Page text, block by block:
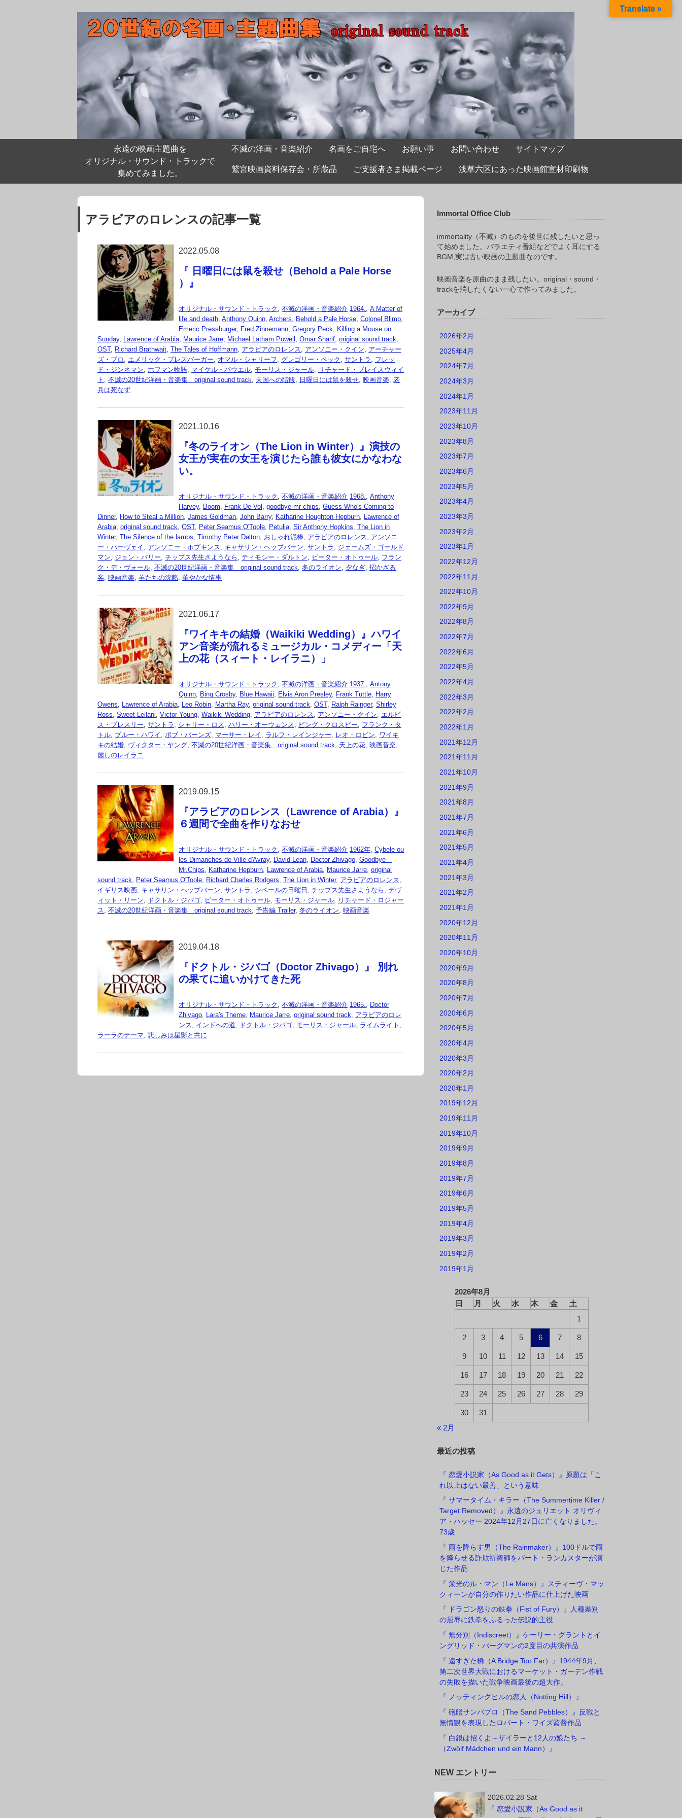
永遠の映画主題曲を
オリジナル・サウンド・トラックで
集めてみました。
不滅の洋画・音楽紹介 名画をご自宅へ お願い事 お問い合わせ サイトマップ
鷲宮映画資料保存会・所蔵品 ご支援者さま掲載ページ 浅草六区にあった映画館宣材印刷物
アラビアのロレンスの記事一覧
2022.05.08
『 日曜日には鼠を殺せ（Behold a Pale Horse
）』
オリジナル・サウンド・トラック , 不滅の洋画・音楽紹介 1964., A Matter of
life and death, Anthony Quinn, Archers, Behold a Pale Horse, Colonel Blimp,
Emeric Pressburger, Fred Zinnemann, Gregory Peck, Killing a Mouse on
Sunday, Lawrence of Arabia, Maurice Jarre, Michael Latham Powell , Omar Sharif, original sound track,
OST, Richard Brathwait, The Tales of Hoffmann, アラビアのロレンス, アンソニー・クイン, アーチャー
ズ・プロ , エメリック・プレスバーガー, オマル・シャリーフ, グレゴリー・ペック , サントラ , フレッ
ド・ジンネマン, ホフマン物語, マイケル・パウエル, モーリス・ジャール, リチャード・ブレイスウィイ
ト , 不滅の20世紀洋画・音楽集 original sound track, 天国への階段, 日曜日には鼠を殺せ, 映画音楽, 老
兵は死なず
2021.10.16
『冬のライオン（The Lion in Winter）』演技の
女王が実在の女王を演じたら誰も彼女にかなわな
い。
オリジナル・サウンド・トラック , 不滅の洋画・音楽紹介 1968., Anthony
Harvey, Boom, Frank De Vol , goodbye mr chips, Guess Who's Coming to
Dinner, How to Steal a Million, James Goldman, John Barry, Katharine Houghton Hepburn, Lawrence of
Arabia, original sound track, OST, Peter Seamus O'Toole, Petulia, Sir Anthony Hopkins, The Lion in
Winter, The Silence of the lambs, Timothy Peter Dalton, おしゃれ泥棒, アラビアのロレンス, アンソニ
ー・ハーヴェイ , アンソニー・ホプキンス, キャサリン・ヘップバーン, サントラ , ジェームズ・ゴールド
マン, ジョン・バリー, チップス先生さようなら , ティモシー・ダルトン, ピーター・オトゥール, フラン
ク・デ・ヴォール, 不滅の20世紀洋画・音楽集 original sound track, 冬のライオン, 夕なぎ, 招かざる
客, 映画音楽, 羊たちの沈黙, 華やかな情事
2021.06.17
『ワイキキの結婚（Waikiki Wedding）』ハワイ
アン音楽が流れるミュージカル・コメディー「天
上の花（スィート・レイラニ）」
オリジナル・サウンド・トラック , 不滅の洋画・音楽紹介 1937., Antony
Quinn, Bing Crosby, Blue Hawaii, Elvis Aron Presley, Frank Tuttle, Harry
Owens, Lawrence of Arabia, Leo Robin, Martha Ray, original sound track, OST, Ralph Rainger, Shirley
Ross, Sweet Leilani, Victor Young, Waikiki Wedding, アラビアのロレンス, アンソニー・クイン, エルビ
ス・プレスリー, サントラ , シャリー・ロス, ハリー・オーウェンス, ビング・クロスビー, フランク・タ
トル, ブルー・ハワイ , ボブ・バーンズ, マーサー・レイ , ラルフ・レインジャー, レオ・ロビン, ワイキ
キの結婚, ヴィクター・ヤング, 不滅の20世紀洋画・音楽集 original sound track, 天上の花, 映画音楽,
麗しのレイラニ
2019.09.15
『アラビアのロレンス（Lawrence of Arabia）』
６週間で全曲を作りなおせ
オリジナル・サウンド・トラック , 不滅の洋画・音楽紹介 1962年, Cybele ou
les Dimanches de Ville d'Avray, David Lean, Doctor Zhivago, Goodbye
Mr.Chips, Katharine Hepburn, Lawrence of Arabia, Maurice Jarre, original
sound track, Peter Seamus O'Toole, Richard Charles Rodgers, The Lion in Winter, アラビアのロレンス,
イギリス映画, キャサリン・ヘップバーン, サントラ , シベールの日曜日 , チップス先生さようなら , デヴ
ィット・リーン, ドクトル・ジバゴ, ピーター・オトゥール, モーリス・ジャール, リチャード・ロジャー
ス, 不滅の20世紀洋画・音楽集 original sound track, 予告編 Trailer, 冬のライオン, 映画音楽
2019.04.18
『ドクトル・ジバゴ（Doctor Zhivago）』 別れ
の果てに追いかけてきた死
オリジナル・サウンド・トラック , 不滅の洋画・音楽紹介 1965., Doctor
Zhivago, Lara's Theme, Maurice Jarre, original sound track, アラビアのロレ
ンス, インドへの道, ドクトル・ジバゴ, モーリス・ジャール, ライムライト ,
ラーラのテーマ, 悲しみは星影と共に
Immortal Office Club
immortality（不滅）のものを後世に残したいと思っ
て始めました。バラエティ番組などでよく耳にする
BGM,実は古い映画の主題曲なのです。
映画音楽を原曲のまま残したい。original・sound・
trackを消したくない一心で作ってみました。
アーカイブ
2026年2月
2025年4月
2024年7月
2024年3月
2024年1月
2023年11月
2023年10月
2023年8月
2023年7月
2023年6月
2023年5月
2023年4月
2023年3月
2023年2月
2023年1月
2022年12月
2022年11月
2022年10月
2022年9月
2022年8月
2022年7月
2022年6月
2022年5月
2022年4月
2022年3月
2022年2月
2022年1月
2021年12月
2021年11月
2021年10月
2021年9月
2021年8月
2021年7月
2021年6月
2021年5月
2021年4月
2021年3月
2021年2月
2021年1月
2020年12月
2020年11月
2020年10月
2020年9月
2020年8月
2020年7月
2020年6月
2020年5月
2020年4月
2020年3月
2020年2月
2020年1月
2019年12月
2019年11月
2019年10月
2019年9月
2019年8月
2019年7月
2019年6月
2019年5月
2019年4月
2019年3月
2019年2月
2019年1月
2026年8月
日
月 火 水 木 金
土
1
2 3 4 5 6 7 8
9 10 11 12 13 14 15
16 17 18 19 20 21 22
23 24 25 26 27 28 29
30
31
« 2月
最近の投稿
『 恋愛小説家（As Good as it Gets）』原題は「こ
れ以上はない最善」という意味
『 サマータイム・キラー（The Summertime Killer /
Target Removed）』永遠のジュリエット オリヴィ
ア・ハッセー 2024年12月27日に亡くなりました。
73歳
『 雨を降らす男（The Rainmaker）』100ドルで雨
を降らせる詐欺祈祷師をバート・ランカスターが演
じた作品
『 栄光のル・マン（Le Mans）』スティーヴ・マッ
クィーンが自分の作りたい作品に仕上げた映画
『 ドラゴン怒りの鉄拳（Fist of Fury）』人種差別
の屈辱に鉄拳をふるった伝説的主役
『 無分別（Indiscreet）』ケーリー・グラントとイ
ングリッド・バーグマンの2度目の共演作品
『 遠すぎた橋（A Bridge Too Far）』1944年9月、
第二次世界大戦におけるマーケット・ガーデン作戦
の失敗を描いた戦争映画最後の超大作。
『 ノッティングヒルの恋人（Notting Hill）』
『 砲艦サンパブロ（The Sand Pebbles）』反戦と
無情観を表現したロバート・ワイズ監督作品
『 白銀は招くよ～ザイラーと12人の娘たち ～
（Zwölf Mädchen und ein Mann）』
NEW エントリー
2026.02.28 Sat
『 恋愛小説家（As Good as it
Translate »